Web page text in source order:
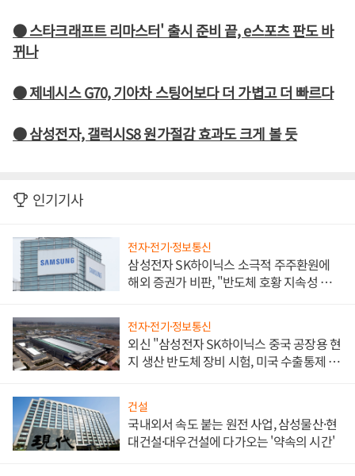
● 스타크래프트 리마스터' 출시 준비 끝, e스포츠 판도 바
뀌나
● 제네시스 G70, 기아차 스팅어보다 더 가볍고 더 빠르다
● 삼성전자, 갤럭시S8 원가절감 효과도 크게 볼 듯
인기기사
전자·전기·정보통신
삼성전자 SK하이닉스 소극적 주주환원에
해외 증권가 비판, "반도체 호황 지속성 의
전자·전기·정보통신
외신 "삼성전자 SK하이닉스 중국 공장용 현
지 생산 반도체 장비 시험, 미국 수출통제 대
건설
국내외서 속도 붙는 원전 사업, 삼성물산·현
대건설·대우건설에 다가오는 '약속의 시간'